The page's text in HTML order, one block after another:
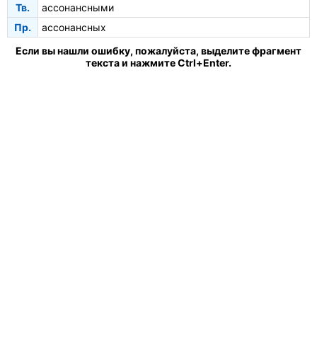
Тв.
ассонансными
Пр.
ассонансных
Если вы нашли ошибку, пожалуйста, выделите фрагмент
текста и нажмите Ctrl+Enter.